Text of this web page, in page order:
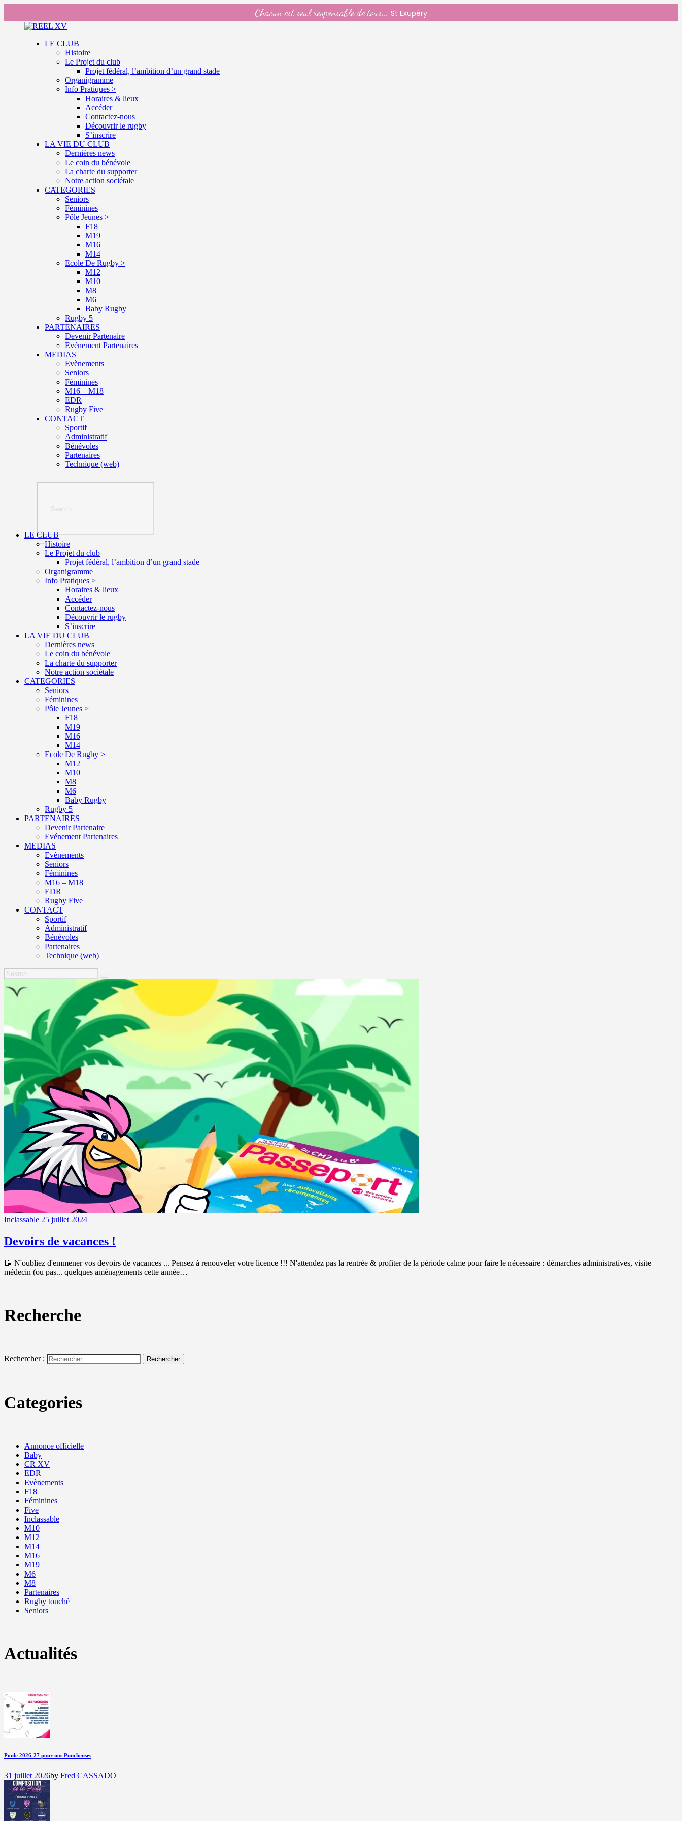
Chacun est seul responsable de tous... St Exupéry
LE CLUB
Histoire
Le Projet du club
Projet fédéral, l’ambition d’un grand stade
Organigramme
Info Pratiques >
Horaires & lieux
Accéder
Contactez-nous
Découvrir le rugby
S’inscrire
LA VIE DU CLUB
Dernières news
Le coin du bénévole
La charte du supporter
Notre action sociétale
CATEGORIES
Seniors
Féminines
Pôle Jeunes >
F18
M19
M16
M14
Ecole De Rugby >
M12
M10
M8
M6
Baby Rugby
Rugby 5
PARTENAIRES
Devenir Partenaire
Evénement Partenaires
MEDIAS
Evènements
Seniors
Féminines
M16 – M18
EDR
Rugby Five
CONTACT
Sportif
Administratif
Bénévoles
Partenaires
Technique (web)
LE CLUB
Histoire
Le Projet du club
Projet fédéral, l’ambition d’un grand stade
Organigramme
Info Pratiques >
Horaires & lieux
Accéder
Contactez-nous
Découvrir le rugby
S’inscrire
LA VIE DU CLUB
Dernières news
Le coin du bénévole
La charte du supporter
Notre action sociétale
CATEGORIES
Seniors
Féminines
Pôle Jeunes >
F18
M19
M16
M14
Ecole De Rugby >
M12
M10
M8
M6
Baby Rugby
Rugby 5
PARTENAIRES
Devenir Partenaire
Evénement Partenaires
MEDIAS
Evènements
Seniors
Féminines
M16 – M18
EDR
Rugby Five
CONTACT
Sportif
Administratif
Bénévoles
Partenaires
Technique (web)
Inclassable 25 juillet 2024
Devoirs de vacances !
📝 N'oubliez d'emmener vos devoirs de vacances ... Pensez à renouveler votre licence !!! N'attendez pas la rentrée & profiter de la période calme pour faire le nécessaire : démarches administratives, visite
médecin (ou pas... quelques aménagements cette année…
Recherche
Rechercher :
Categories
Annonce officielle
Baby
CR XV
EDR
Evènements
F18
Féminines
Five
Inclassable
M10
M12
M14
M16
M19
M6
M8
Partenaires
Rugby touché
Seniors
Actualités
Poule 2026-27 pour nos Puncheuses
31 juillet 2026by Fred CASSADO